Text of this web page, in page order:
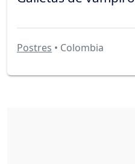
Postres • Colombia